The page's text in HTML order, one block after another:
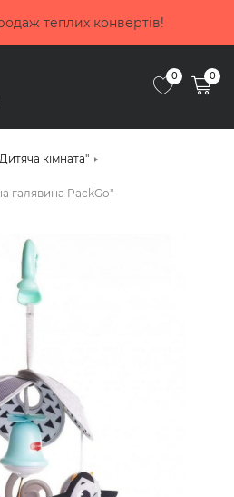
0 0
кімната"
галявина PackGo"